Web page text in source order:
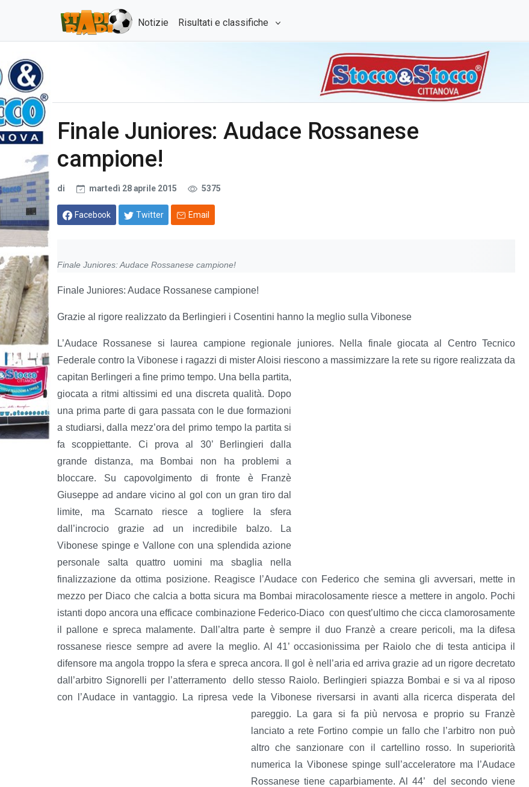
Notizie Risultati e classifiche
Finale Juniores: Audace Rossanese
campione!
di martedì 28 aprile 2015 5375
Facebook Twitter Email
Finale Juniores: Audace Rossanese campione!
Finale Juniores: Audace Rossanese campione!
Grazie al rigore realizzato da Berlingieri i Cosentini hanno la meglio sulla Vibonese
L’Audace Rossanese si laurea campione regionale juniores. Nella finale giocata al Centro Tecnico
Federale contro la Vibonese i ragazzi di mister Aloisi riescono a massimizzare la rete su rigore realizzata da
capitan Berlingeri a fine primo tempo. Una bella partita,
giocata a ritmi altissimi ed una discreta qualità. Dopo
una prima parte di gara passata con le due formazioni
a studiarsi, dalla mezz’ora del primo tempo la partita si
fa scoppiettante. Ci prova al 30’ Berlingieri dalla
grande distanza, ma Bombai non ha problemi a
bloccare. Su capovolgimento di fronte è Franzè
Giuseppe ad andare vicino al gol con un gran tiro dal
limite, ma Scarnato riesce a togliere la sfera
dall’incrocio grazie ad un incredibile balzo. La
Vibonese spinge e Vallone con una splendida azione
personale salta quattro uomini ma sbaglia nella
finalizzazione da ottima posizione. Reagisce l’Audace con Federico che semina gli avversari, mette in
mezzo per Diaco che calcia a botta sicura ma Bombai miracolosamente riesce a mettere in angolo. Pochi
istanti dopo ancora una efficace combinazione Federico-Diaco con quest’ultimo che cicca clamorosamente
il pallone e spreca malamente. Dall’altra parte è sempre il duo Franzè a creare pericoli, ma la difesa
rossanese riesce sempre ad avere la meglio. Al 41’ occasionissima per Raiolo che di testa anticipa il
difensore ma angola troppo la sfera e spreca ancora. Il gol è nell’aria ed arriva grazie ad un rigore decretato
dall’arbitro Signorelli per l’atterramento dello stesso Raiolo. Berlingieri spiazza Bombai e si va al riposo
con l’Audace in vantaggio. La ripresa vede la Vibonese riversarsi in avanti alla ricerca disperata del
pareggio. La gara si fa più nervosa e proprio su Franzè
lanciato a rete Fortino compie un fallo che l’arbitro non può
altro che sanzionare con il cartellino rosso. In superiorità
numerica la Vibonese spinge sull’acceleratore ma l’Audace
Rossanese tiene caparbiamente. Al 44’ del secondo viene